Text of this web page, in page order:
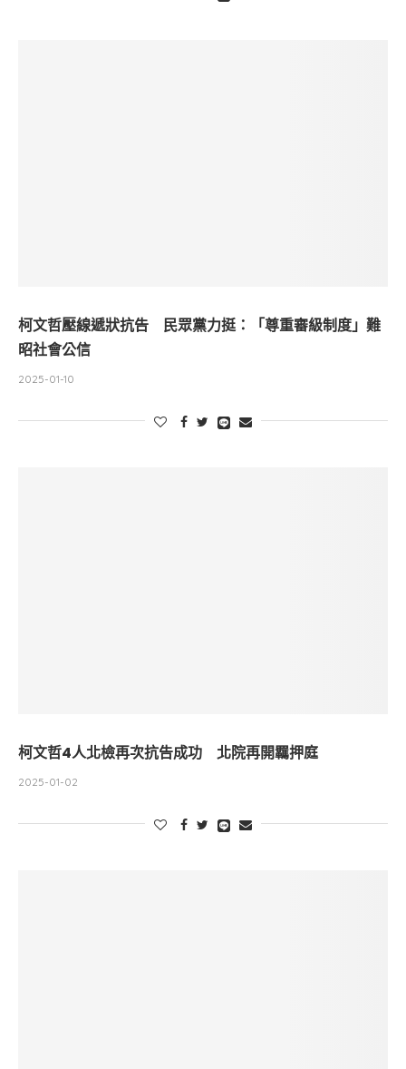
柯文哲壓線遞狀抗告 民眾黨力挺：「尊重審級制度」難
昭社會公信
2025-01-10
柯文哲4人北檢再次抗告成功 北院再開羈押庭
2025-01-02